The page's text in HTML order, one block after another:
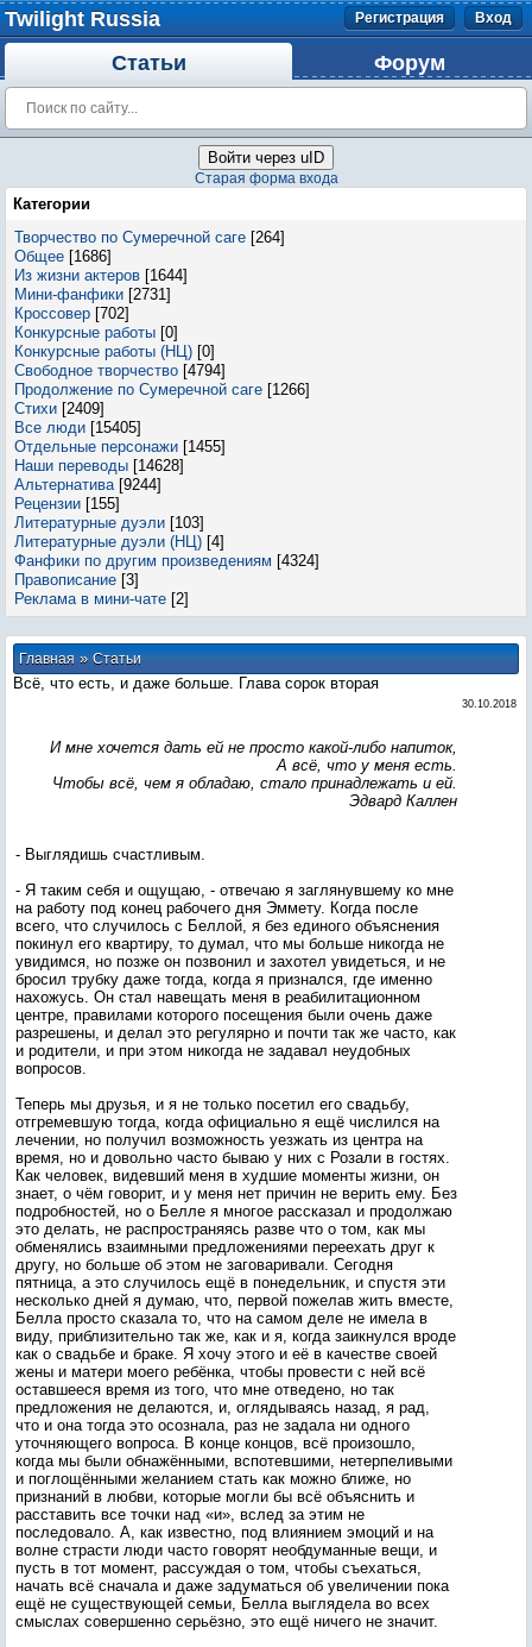
Twilight Russia Регистрация Вход
Статьи Форум
Войти через uID
Старая форма входа
Категории
Творчество по Сумеречной саге [264]
Общее [1686]
Из жизни актеров [1644]
Мини-фанфики [2731]
Кроссовер [702]
Конкурсные работы [0]
Конкурсные работы (НЦ) [0]
Свободное творчество [4794]
Продолжение по Сумеречной саге [1266]
Стихи [2409]
Все люди [15405]
Отдельные персонажи [1455]
Наши переводы [14628]
Альтернатива [9244]
Рецензии [155]
Литературные дуэли [103]
Литературные дуэли (НЦ) [4]
Фанфики по другим произведениям [4324]
Правописание [3]
Реклама в мини-чате [2]
Главная»Статьи
Всё, что есть, и даже больше. Глава сорок вторая
30.10.2018
И мне хочется дать ей не просто какой-либо напиток,
А всё, что у меня есть.
Чтобы всё, чем я обладаю, стало принадлежать и ей.
Эдвард Каллен
- Выглядишь счастливым.
- Я таким себя и ощущаю, - отвечаю я заглянувшему ко мне
на работу под конец рабочего дня Эммету. Когда после
всего, что случилось с Беллой, я без единого объяснения
покинул его квартиру, то думал, что мы больше никогда не
увидимся, но позже он позвонил и захотел увидеться, и не
бросил трубку даже тогда, когда я признался, где именно
нахожусь. Он стал навещать меня в реабилитационном
центре, правилами которого посещения были очень даже
разрешены, и делал это регулярно и почти так же часто, как
и родители, и при этом никогда не задавал неудобных
вопросов.
Теперь мы друзья, и я не только посетил его свадьбу,
отгремевшую тогда, когда официально я ещё числился на
лечении, но получил возможность уезжать из центра на
время, но и довольно часто бываю у них с Розали в гостях.
Как человек, видевший меня в худшие моменты жизни, он
знает, о чём говорит, и у меня нет причин не верить ему. Без
подробностей, но о Белле я многое рассказал и продолжаю
это делать, не распространяясь разве что о том, как мы
обменялись взаимными предложениями переехать друг к
другу, но больше об этом не заговаривали. Сегодня
пятница, а это случилось ещё в понедельник, и спустя эти
несколько дней я думаю, что, первой пожелав жить вместе,
Белла просто сказала то, что на самом деле не имела в
виду, приблизительно так же, как и я, когда заикнулся вроде
как о свадьбе и браке. Я хочу этого и её в качестве своей
жены и матери моего ребёнка, чтобы провести с ней всё
оставшееся время из того, что мне отведено, но так
предложения не делаются, и, оглядываясь назад, я рад,
что и она тогда это осознала, раз не задала ни одного
уточняющего вопроса. В конце концов, всё произошло,
когда мы были обнажёнными, вспотевшими, нетерпеливыми
и поглощёнными желанием стать как можно ближе, но
признаний в любви, которые могли бы всё объяснить и
расставить все точки над «и», вслед за этим не
последовало. А, как известно, под влиянием эмоций и на
волне страсти люди часто говорят необдуманные вещи, и
пусть в тот момент, рассуждая о том, чтобы съехаться,
начать всё сначала и даже задуматься об увеличении пока
ещё не существующей семьи, Белла выглядела во всех
смыслах совершенно серьёзно, это ещё ничего не значит.